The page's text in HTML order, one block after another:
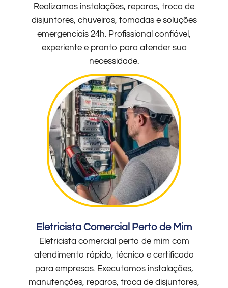
Realizamos instalações, reparos, troca de
disjuntores, chuveiros, tomadas e soluções
emergenciais 24h. Profissional confiável,
experiente e pronto para atender sua
necessidade.
Eletricista Comercial Perto de Mim
Eletricista comercial perto de mim com
atendimento rápido, técnico e certificado
para empresas. Executamos instalações,
manutenções, reparos, troca de disjuntores,